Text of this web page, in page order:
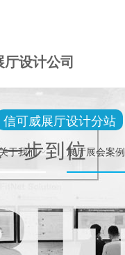
设计公司
信可威展厅设计分站
于我们 展厅展会案例